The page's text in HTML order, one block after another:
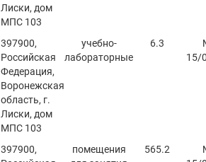
Лиски, дом
МПС 103
397900,
Российская
Федерация,
Воронежская
область, г.
Лиски, дом
МПС 103
учебно-
лабораторные
6.3
15/
397900,
помещения
565.2